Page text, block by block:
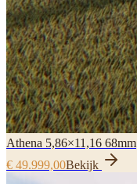
Athena 5,86×11,16 68mm
€ 49.999,00Bekijk